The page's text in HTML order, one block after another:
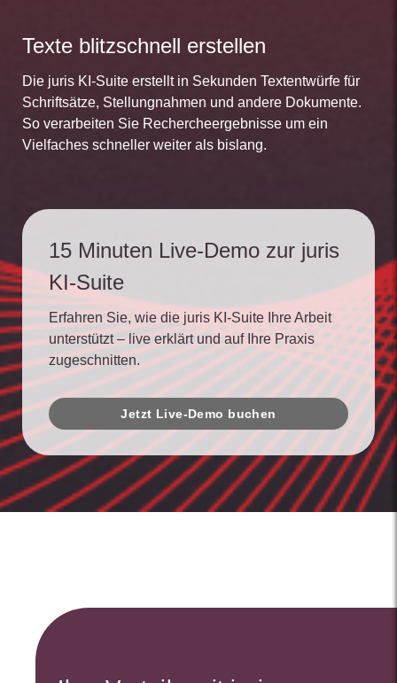
Texte blitzschnell erstellen
Die juris KI-Suite erstellt in Sekunden Textentwürfe für
Schriftsätze, Stellungnahmen und andere Dokumente.
So verarbeiten Sie Rechercheergebnisse um ein
Vielfaches schneller weiter als bislang.
15 Minuten Live-Demo zur juris
KI-Suite
Erfahren Sie, wie die juris KI-Suite Ihre Arbeit
unterstützt – live erklärt und auf Ihre Praxis
zugeschnitten.
Jetzt Live-Demo buchen